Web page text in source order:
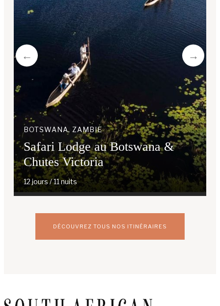
BOTSWANA, ZAMBIE
Safari Lodge au Botswana &
Chutes Victoria
12 jours / 11 nuits
DÉCOUVREZ TOUS NOS ITINÉRAIRES